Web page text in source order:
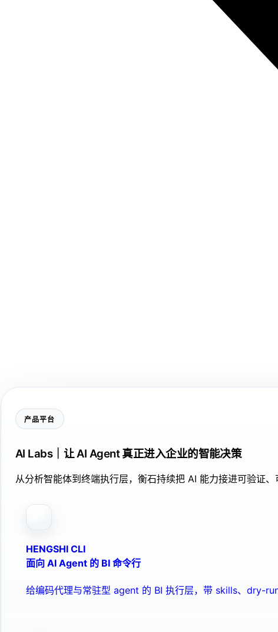
产品平台
AI Labs｜让 AI Agent 真正进入企业的智能决策
从分析智能体到终端执行层，衡石持续把 AI 能力接进可验证、
HENGSHI CLI
面向 AI Agent 的 BI 命令行
给编码代理与常驻型 agent 的 BI 执行层，带 skills、dry-